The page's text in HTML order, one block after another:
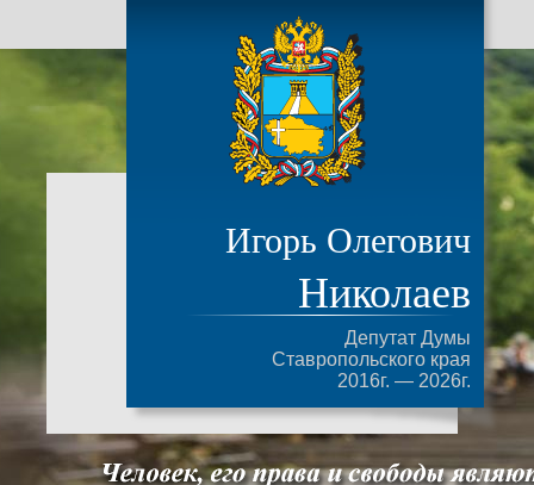
Игорь Олегович
Николаев
Депутат Думы
Ставропольского края
2016г. — 2026г.